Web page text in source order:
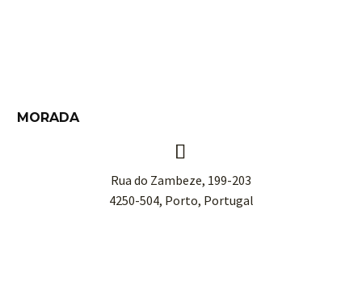
MORADA


Rua do Zambeze, 199-203
4250-504, Porto, Portugal